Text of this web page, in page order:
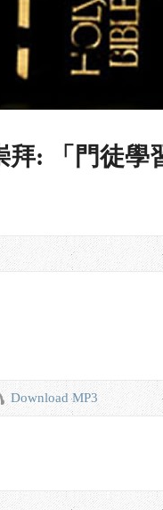
拜: 「門徒學
Download MP3